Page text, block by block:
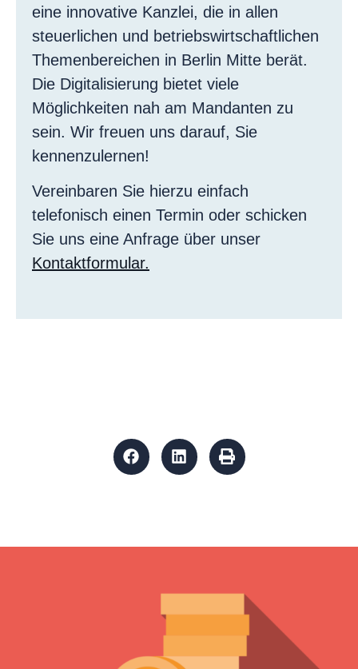
eine innovative Kanzlei, die in allen
steuerlichen und betriebswirtschaftlichen
Themenbereichen in Berlin Mitte berät.
Die Digitalisierung bietet viele
Möglichkeiten nah am Mandanten zu
sein. Wir freuen uns darauf, Sie
kennenzulernen!
Vereinbaren Sie hierzu einfach
telefonisch einen Termin oder schicken
Sie uns eine Anfrage über unser
Kontaktformular.